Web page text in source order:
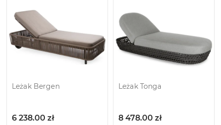
Leżak Bergen
6 238.00 zł
Leżak Tonga
8 478.00 zł